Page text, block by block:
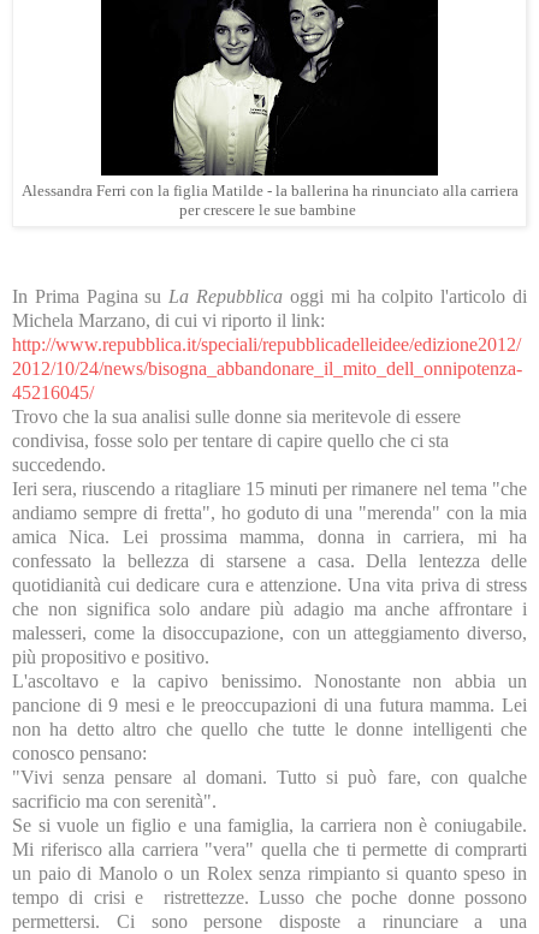
Alessandra Ferri con la figlia Matilde - la ballerina ha rinunciato alla carriera
per crescere le sue bambine
In Prima Pagina su La Repubblica oggi mi ha colpito l'articolo di
Michela Marzano, di cui vi riporto il link:
http://www.repubblica.it/speciali/repubblicadelleidee/edizione2012/
2012/10/24/news/bisogna_abbandonare_il_mito_dell_onnipotenza-
45216045/
Trovo che la sua analisi sulle donne sia meritevole di essere
condivisa, fosse solo per tentare di capire quello che ci sta
succedendo.
Ieri sera, riuscendo a ritagliare 15 minuti per rimanere nel tema "che
andiamo sempre di fretta", ho goduto di una "merenda" con la mia
amica Nica. Lei prossima mamma, donna in carriera, mi ha
confessato la bellezza di starsene a casa. Della lentezza delle
quotidianità cui dedicare cura e attenzione. Una vita priva di stress
che non significa solo andare più adagio ma anche affrontare i
malesseri, come la disoccupazione, con un atteggiamento diverso,
più propositivo e positivo.
L'ascoltavo e la capivo benissimo. Nonostante non abbia un
pancione di 9 mesi e le preoccupazioni di una futura mamma. Lei
non ha detto altro che quello che tutte le donne intelligenti che
conosco pensano:
"Vivi senza pensare al domani. Tutto si può fare, con qualche
sacrificio ma con serenità".
Se si vuole un figlio e una famiglia, la carriera non è coniugabile.
Mi riferisco alla carriera "vera" quella che ti permette di comprarti
un paio di Manolo o un Rolex senza rimpianto si quanto speso in
tempo di crisi e ristrettezze. Lusso che poche donne possono
permettersi. Ci sono persone disposte a rinunciare a una